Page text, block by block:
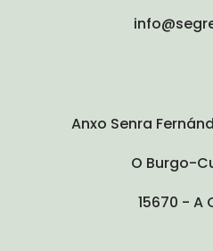
Anxo Senra
O Burgo-
15670 - A